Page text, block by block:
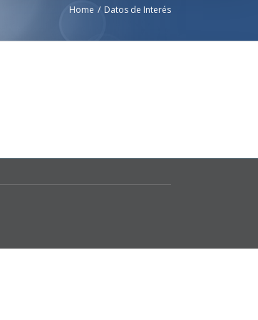
Home / Datos de Interés